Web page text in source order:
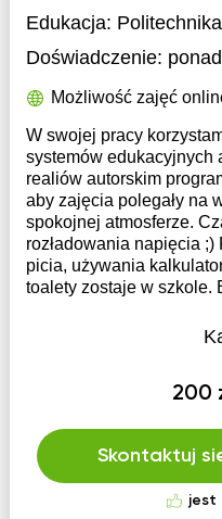
Edukacja:
Doświadczenie:
Możliwość zajęć
W swojej pracy
systemów edukacyjnych
realiów autorskim
aby zajęcia polegały na
spokojnej atmosferze.
rozładowania napięcia
picia, używania
toalety zostaje w szkole.
200
Skontaktuj
jest